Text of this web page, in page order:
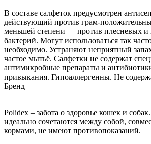
В составе салфеток предусмотрен
действующий против грам-
меньшей степени — против плесневых и
бактерий. Могут использоваться так
необходимо. Устраняют неприятный
частое мытьё. Салфетки не содержат
антимикробные препараты и
привыкания. Гипоаллергенны. Не
Бренд
Polidex – забота о здоровье кошек и
идеально сочетаются между собой,
кормами, не имеют противопоказаний.